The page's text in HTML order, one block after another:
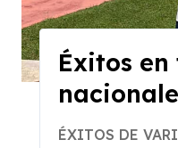
Éxitos
ÉXITOS DE VARIOS TENISTAS